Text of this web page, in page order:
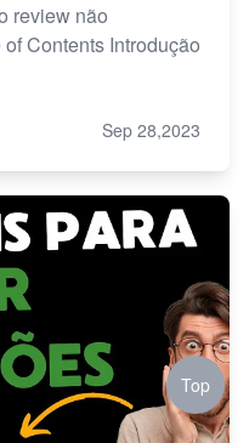
review não
Contents Introdução
Sep 28,2023
Top